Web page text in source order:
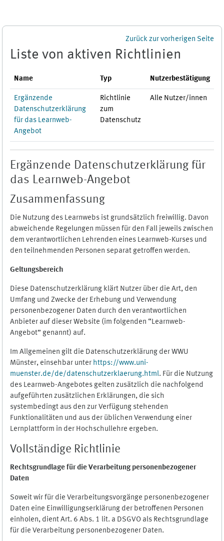
Zurück zur vorherigen Seite
Liste von aktiven Richtlinien
Name Typ Nutzerbestätigung
Ergänzende
Datenschutzerklärung
für das Learnweb-
Angebot
Richtlinie
zum
Datenschutz
Alle Nutzer/innen
Ergänzende Datenschutzerklärung für
das Learnweb-Angebot
Zusammenfassung
Die Nutzung des Learnwebs ist grundsätzlich freiwillig. Davon
abweichende Regelungen müssen für den Fall jeweils zwischen
dem verantwortlichen Lehrenden eines Learnweb-Kurses und
den teilnehmenden Personen separat getroffen werden.
Geltungsbereich
Diese Datenschutzerklärung klärt Nutzer über die Art, den
Umfang und Zwecke der Erhebung und Verwendung
personenbezogener Daten durch den verantwortlichen
Anbieter auf dieser Website (im folgenden “Learnweb-
Angebot” genannt) auf.
Im Allgemeinen gilt die Datenschutzerklärung der WWU
Münster, einsehbar unter https://www.uni-
muenster.de/de/datenschutzerklaerung.html. Für die Nutzung
des Learnweb-Angebotes gelten zusätzlich die nachfolgend
aufgeführten zusätzlichen Erklärungen, die sich
systembedingt aus den zur Verfügung stehenden
Funktionalitäten und aus der üblichen Verwendung einer
Lernplattform in der Hochschullehre ergeben.
Vollständige Richtlinie
Rechtsgrundlage für die Verarbeitung personenbezogener
Daten
Soweit wir für die Verarbeitungsvorgänge personenbezogener
Daten eine Einwilligungserklärung der betroffenen Personen
einholen, dient Art. 6 Abs. 1 lit. a DSGVO als Rechtsgrundlage
für die Verarbeitung personenbezogener Daten.